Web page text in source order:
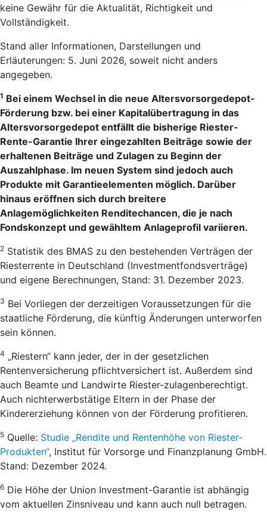
keine Gewähr für die Aktualität, Richtigkeit und
Vollständigkeit.
Stand aller Informationen, Darstellungen und
Erläuterungen: 5. Juni 2026, soweit nicht anders
angegeben.
1 Bei einem Wechsel in die neue Altersvorsorgedepot-
Förderung bzw. bei einer Kapitalübertragung in das
Altersvorsorgedepot entfällt die bisherige Riester-
Rente-Garantie Ihrer eingezahlten Beiträge sowie der
erhaltenen Beiträge und Zulagen zu Beginn der
Auszahlphase. Im neuen System sind jedoch auch
Produkte mit Garantieelementen möglich. Darüber
hinaus eröffnen sich durch breitere
Anlagemöglichkeiten Renditechancen, die je nach
Fondskonzept und gewähltem Anlageprofil variieren.
2 Statistik des BMAS zu den bestehenden Verträgen der
Riesterrente in Deutschland (Investmentfondsverträge)
und eigene Berechnungen, Stand: 31. Dezember 2023.
3 Bei Vorliegen der derzeitigen Voraussetzungen für die
staatliche Förderung, die künftig Änderungen unterworfen
sein können.
4 „Riestern“ kann jeder, der in der gesetzlichen
Rentenversicherung pflichtversichert ist. Außerdem sind
auch Beamte und Landwirte Riester-zulagenberechtigt.
Auch nichterwerbstätige Eltern in der Phase der
Kindererziehung können von der Förderung profitieren.
5 Quelle: Studie „Rendite und Rentenhöhe von Riester-
Produkten“, Institut für Vorsorge und Finanzplanung GmbH.
Stand: Dezember 2024.
6 Die Höhe der Union Investment-Garantie ist abhängig
vom aktuellen Zinsniveau und kann auch null betragen.